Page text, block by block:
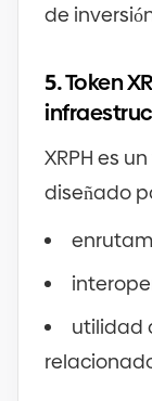
de
5.Token
XRPH es
diseñado
utilidad